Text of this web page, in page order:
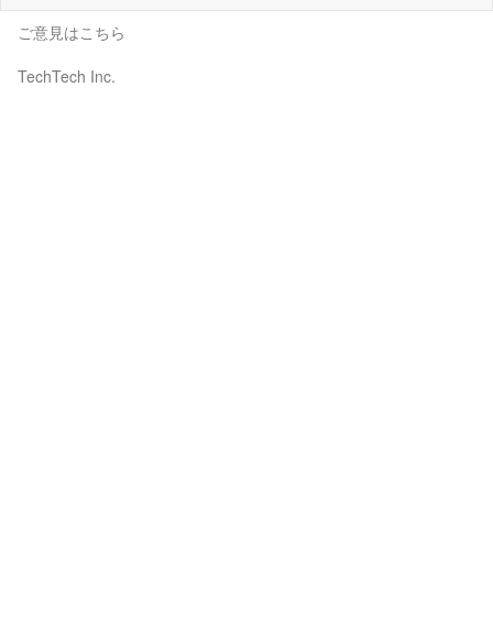
ご意見はこちら
TechTech Inc.